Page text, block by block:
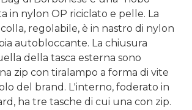
in nylon OP riciclato e pelle. La
regolabile, è in nastro di nylon
autobloccante. La chiusura
della tasca esterna sono
zip con tiralampo a forma di vite
del brand. L'interno, foderato in
ha tre tasche di cui una con zip.